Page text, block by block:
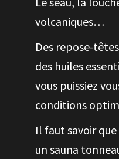
volcaniques…
Des repose-
des huiles
vous puissiez
conditions
Il faut savoir
un sauna